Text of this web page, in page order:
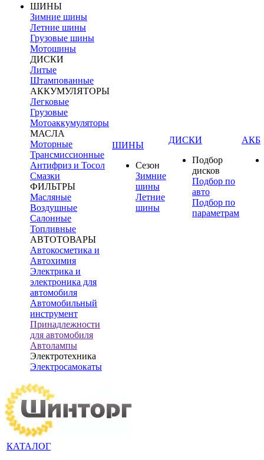
ШИНЫ
Зимние шины
Летние шины
Грузовые шины
Мотошины
ДИСКИ
Литые
Штампованные
АККУМУЛЯТОРЫ
Легковые
Грузовые
Мотоаккумуляторы
МАСЛА
Моторные
Трансмиссионные
Антифриз и Тосол
Смазки
ФИЛЬТРЫ
Масляные
Воздушные
Салонные
Топливные
АВТОТОВАРЫ
Автокосметика и
Автохимия
Электрика и
электроника для
автомобиля
Автомобильный
инструмент
Принадлежности
для автомобиля
Автолампы
Электротехника
Электросамокаты
ШИНЫ
Сезон
Зимние
шины
Летние
шины
ДИСКИ
Подбор
дисков
Подбор по
авто
Подбор по
параметрам
АКБ
КАТАЛОГ